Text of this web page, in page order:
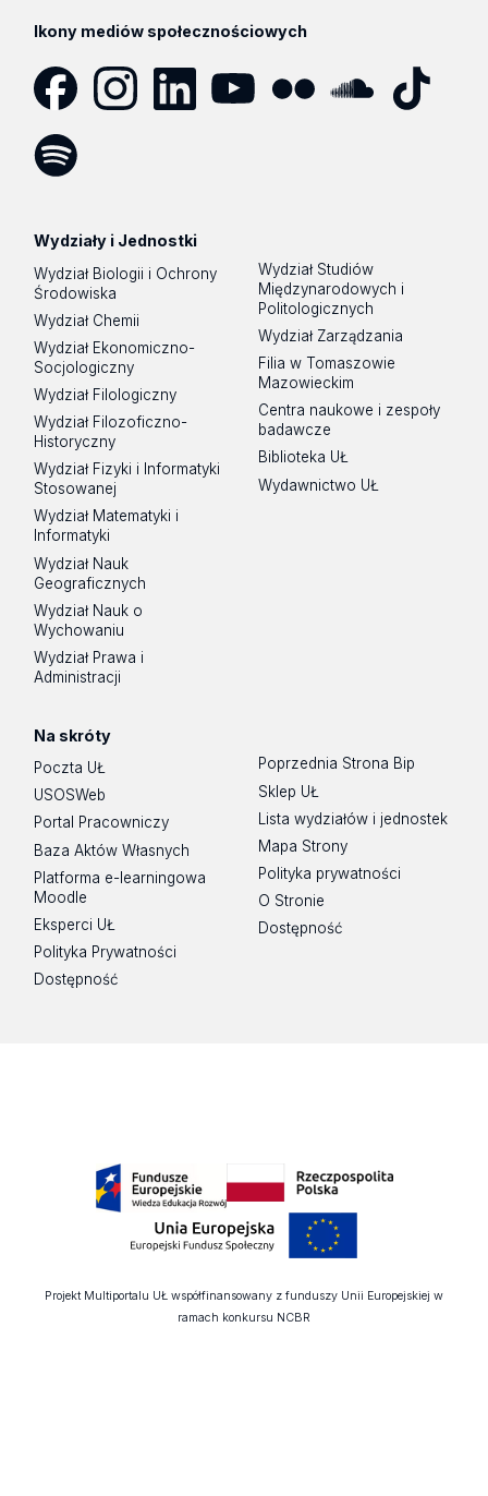
extensionName: 'inv_metrics')}
Opis:
Aktualizacja artykułu
zobacz zakres zmian
Opis:Aktualizacja artykułu
zobacz zakres zmian
25.11.2024 | 14:20:11
Autor: Natalia Halicka
Opis: Aktualizacja artykułu
zobacz zakres zmian
13.11.2024 | 14:46:17
Natalia Halicka
Opis:Dodanie
zobacz zakres zmian
Ikony mediów społecznościowych
Wydziały i Jednostki
Wydział Biologii i Ochrony
Środowiska
Wydział Chemii
Wydział Ekonomiczno-
Socjologiczny
Wydział Filologiczny
Wydział Filozoficzno-
Historyczny
Wydział Fizyki i Informatyki
Stosowanej
Wydział Matematyki i
Informatyki
Wydział Nauk
Geograficznych
Wydział Nauk o
Wychowaniu
Wydział Prawa i
Administracji
Wydział Studiów
Międzynarodowych i
Politologicznych
Wydział Zarządzania
Filia w Tomaszowie
Mazowieckim
Centra naukowe i zespoły
badawcze
Biblioteka UŁ
Wydawnictwo UŁ
Na skróty
Poczta UŁ
USOSWeb
Portal Pracowniczy
Baza Aktów Własnych
Platforma e-learningowa
Moodle
Eksperci UŁ
Polityka Prywatności
Dostępność
Poprzednia Strona Bip
Sklep UŁ
Lista wydziałów i jednostek
Mapa Strony
Polityka prywatności
O Stronie
Dostępność
Projekt Multiportalu UŁ współfinansowany z funduszy Unii Europejskiej w
ramach konkursu NCBR